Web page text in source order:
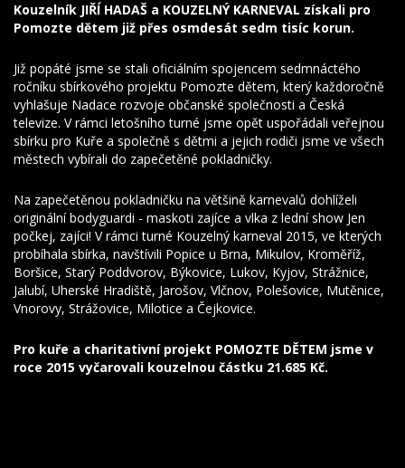
Kouzelník JIŘÍ HADAŠ a KOUZELNÝ KARNEVAL získali pro
Pomozte dětem již přes osmdesát sedm tisíc korun.
Již popáté jsme se stali oficiálním spojencem sedmnáctého
ročníku sbírkového projektu Pomozte dětem, který každoročně
vyhlašuje Nadace rozvoje občanské společnosti a Česká
televize. V rámci letošního turné jsme opět uspořádali veřejnou
sbírku pro Kuře a společně s dětmi a jejich rodiči jsme ve všech
městech vybírali do zapečetěné pokladničky.
Na zapečetěnou pokladničku na většině karnevalů dohlíželi
originální bodyguardi - maskoti zajíce a vlka z lední show Jen
počkej, zajíci! V rámci turné Kouzelný karneval 2015, ve kterých
probíhala sbírka, navštívili Popice u Brna, Mikulov, Kroměříž,
Boršice, Starý Poddvorov, Býkovice, Lukov, Kyjov, Strážnice,
Jalubí, Uherské Hradiště, Jarošov, Vlčnov, Polešovice, Mutěnice,
Vnorovy, Strážovice, Milotice a Čejkovice.
Pro kuře a charitativní projekt POMOZTE DĚTEM jsme v
roce 2015 vyčarovali kouzelnou částku 21.685 Kč.